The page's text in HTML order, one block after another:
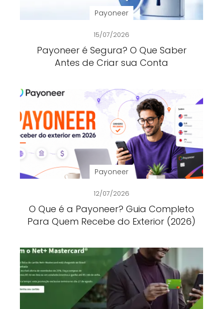
Payoneer
15/07/2026
Payoneer é Segura? O Que Saber
Antes de Criar sua Conta
Payoneer
12/07/2026
O Que é a Payoneer? Guia Completo
Para Quem Recebe do Exterior (2026)